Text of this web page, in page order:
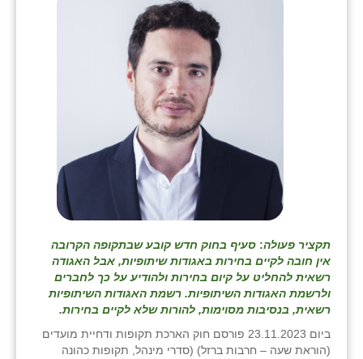
תקציר פעולה: סעיף בחוק חדש קובע שבתקופה הקרובה
אין חובה לקיים בחירות באגודות שיתופיות, אבל האגודה
רשאית להחליט על קיום בחירות ולהודיע על כך לחברים
ולרשמת האגודות השיתופיות. רשמת האגודות השיתופיות
רשאית, בנסיבות מסוימות, להורות שלא לקיים בחירות.
ביום 23.11.2023 פורסם חוק הארכת תקופות ודחיית מועדים
(הוראת שעה – חרבות ברזל) (סדרי מינהל, תקופות כהונה
גני יהודה
גנות
ורד יריחו
דקל